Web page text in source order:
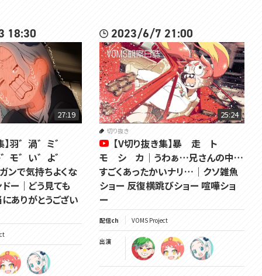
18:30
27:19
羽゛渦゛ミ゛
モ゛い゛よ゛
ンで気持ちよくな
ー｜どう見ても
りがとうござい
2023/6/7 21:00
25:24
切り抜き
【V切り抜き集】暴 走 ト
モ シ カ｜うわぁ…兄さんの中…
すごくあったかいナリ…｜クソ雑魚
ショー 反復横跳びショー 喧嘩ショ
ー
配信ch VOMS Project
出演